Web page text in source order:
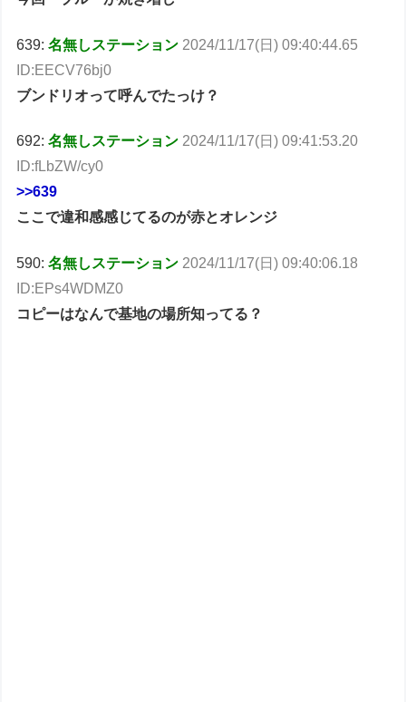
639:名無しステーション 2024/11/17(日) 09:40:44.65
ID:EECV76bj0
ブンドリオって呼んでたっけ？
692:名無しステーション 2024/11/17(日) 09:41:53.20
ID:fLbZW/cy0
>>639
ここで違和感感じてるのが赤とオレンジ
590:名無しステーション 2024/11/17(日) 09:40:06.18
ID:EPs4WDMZ0
コピーはなんで基地の場所知ってる？